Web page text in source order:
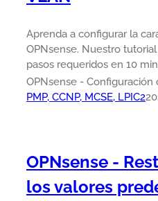
Aprenda a configurar la
OPNsense. Nuestro
pasos requeridos en 10
OPNsense - Configuración
PMP, CCNP, MCSE, LPIC2
OPNsense -
los valores